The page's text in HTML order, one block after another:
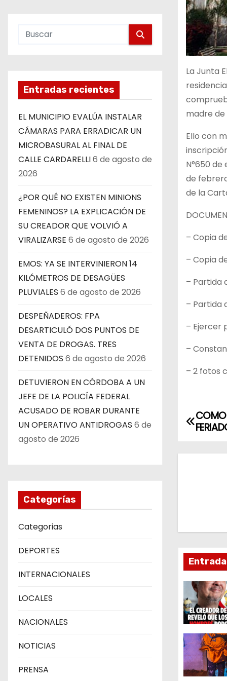
Entradas recientes
EL MUNICIPIO EVALÚA INSTALAR
CÁMARAS PARA ERRADICAR UN
MICROBASURAL AL FINAL DE
CALLE CARDARELLI6 de agosto de
2026
¿POR QUÉ NO EXISTEN MINIONS
FEMENINOS? LA EXPLICACIÓN DE
SU CREADOR QUE VOLVIÓ A
VIRALIZARSE 6 de agosto de 2026
EMOS: YA SE INTERVINIERON 14
KILÓMETROS DE DESAGÜES
PLUVIALES 6 de agosto de 2026
DESPEÑADEROS: FPA
DESARTICULÓ DOS PUNTOS DE
VENTA DE DROGAS. TRES
DETENIDOS 6 de agosto de 2026
DETUVIERON EN CÓRDOBA A UN
JEFE DE LA POLICÍA FEDERAL
ACUSADO DE ROBAR DURANTE
UN OPERATIVO ANTIDROGAS 6 de
agosto de 2026
Categorías
Categorias
DEPORTES
INTERNACIONALES
LOCALES
NACIONALES
NOTICIAS
PRENSA
La Junta
madre
Ello con
N°650
de
de la
– Copia
– Copia
– Partida
– Partida
– Ejercer
–
– 2 fotos
N
c
i
ó
n
d
e
e
COMO